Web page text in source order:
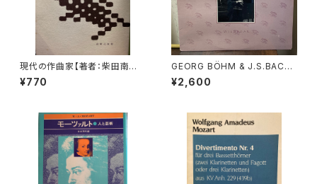
現代の作曲家【著者：柴田南雄】
出版社：音楽之友社 昭和33年
¥770
GEORG BÖHM & J.S.BACH:
EXTRAVAGANT HARPSICH
ORD MUSIC【演奏者：EDWAR
¥2,600